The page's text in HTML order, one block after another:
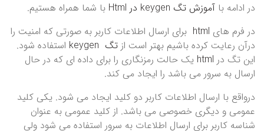
در ادامه با آموزش تگ keygen در Html
با شما همراه هستیم.
در فرم های html برای ارسال اطلاعات کاربر به صورتی که امنیت را
درآن رعایت کرده باشیم بهتر است از تگ keygen
استفاده شود.
این تگ در html یک حالت رمزنگاری را برای داده ای که در حال
ارسال به سرور می باشد را ایجاد می کند.
درواقع با ارسال اطلاعات کاربر دو کلید ایجاد می شود. یکی کلید
عمومی و دیگری خصوصی می باشد. از کلید عمومی به عنوان
شناسه کاربر برای ارسال اطلاعات به سرور استفاده می شود ولی